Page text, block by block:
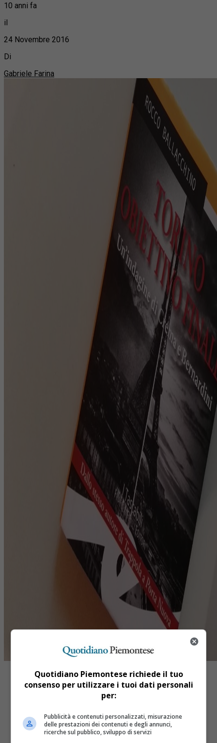
10 anni fa
il
24 Novembre 2016
Di
Gabriele Farina
Tweet
Quotidiano Piemontese richiede il tuo
consenso per utilizzare i tuoi dati personali
per:
Pubblicità e contenuti personalizzati, misurazione
delle prestazioni dei contenuti e degli annunci,
ricerche sul pubblico, sviluppo di servizi